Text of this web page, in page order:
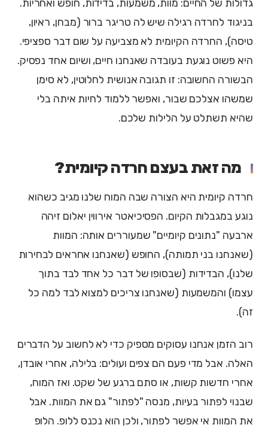
גדולות של החיים: מוות, משמעות, בדידות, חופש ואחריות.
בניגוד לחרדה רגילה שיש לה טריגר ברור (מבחן, ראיון,
טיסה), החרדה הקיומית לא מצביעה על שום דבר ספציפי.
היא פשוט נוגעת בעובדה שאנחנו חיים, ושיום אחד נפסיק.
הבשורה החשובה: זו תגובה אנושית לחלוטין, לא סימן
שמשהו אצלכם שבור, ואפשר ללמוד לחיות איתה בלי
שהיא תשתלט על הלילות שלכם.
מה זאת בעצם חרדה קיומית?
חרדה קיומית היא הצורה שבה המוח שלנו מגיב כשהוא
נוגע במגבלות הקיום. הפסיכיאטר אירווין יאלום זיהה
ארבעה "נתונים קיומיים" שמעוררים אותה: המוות
(שאנחנו בני תמותה), החופש (שאנחנו אחראים לבחירות
שלנו), הבדידות (שבסופו של דבר כל אחד לבד בתוך
עצמו) והמשמעות (שאנחנו צריכים למצוא לבד למה כל
זה).
רוב הזמן אנחנו עסוקים מספיק כדי לא לחשוב על הדברים
האלה. אבל מדי פעם הם צפים ועולים: בלילה, אחרי אובדן,
אחרי חדשות קשות, או סתם ברגע של שקט. ואז המוח,
שבנוי לפתור בעיות, מנסה "לפתור" גם את המוות. אבל
את המוות אי אפשר לפתור, ולכן הוא נכנס ללופ. הלופ